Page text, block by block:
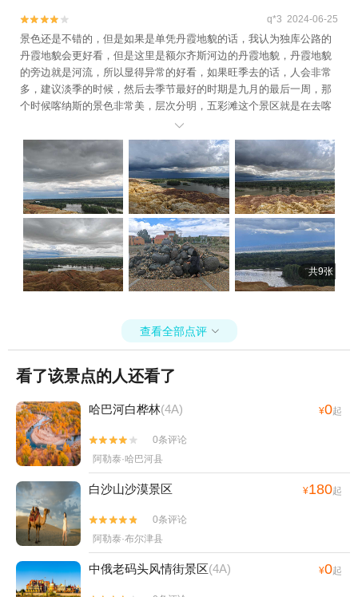

 q*3 2024-06-25
景色还是不错的，但是如果是单凭丹霞地貌的话，我认为独库公路的
丹霞地貌会更好看，但是这里是额尔齐斯河边的丹霞地貌，丹霞地貌
的旁边就是河流，所以显得异常的好看，如果旺季去的话，人会非常
多，建议淡季的时候，然后去季节最好的时期是九月的最后一周，那
个时候喀纳斯的景色非常美，层次分明，五彩滩这个景区就是在去喀

共9张
查看全部点评 
看了该景点的人还看了
哈巴河白桦林(4A) ¥0起


0条评论
阿勒泰·哈巴河县
白沙山沙漠景区 ¥180起


0条评论
阿勒泰·布尔津县
中俄老码头风情街景区(4A) ¥0起